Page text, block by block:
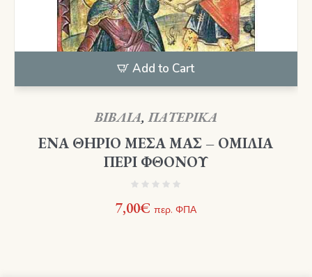
Add to Cart
ΒΙΒΛΙΑ,ΠΑΤΕΡΙΚΑ
ΕΝΑ ΘΗΡΙΟ ΜΕΣΑ ΜΑΣ – ΟΜΙΛΙΑ
ΠΕΡΙ ΦΘΟΝΟΥ
7,00€ περ. ΦΠΑ